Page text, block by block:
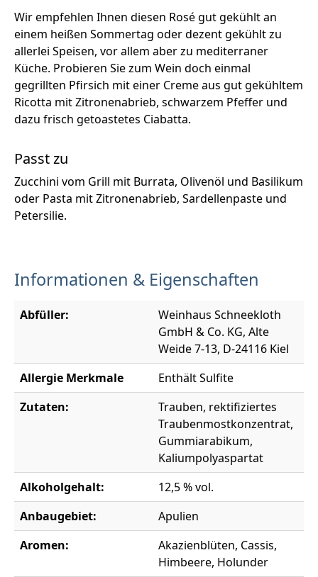
Wir empfehlen Ihnen diesen Rosé gut gekühlt an
einem heißen Sommertag oder dezent gekühlt zu
allerlei Speisen, vor allem aber zu mediterraner
Küche. Probieren Sie zum Wein doch einmal
gegrillten Pfirsich mit einer Creme aus gut gekühltem
Ricotta mit Zitronenabrieb, schwarzem Pfeffer und
dazu frisch getoastetes Ciabatta.
Passt zu
Zucchini vom Grill mit Burrata, Olivenöl und Basilikum
oder Pasta mit Zitronenabrieb, Sardellenpaste und
Petersilie.
Informationen & Eigenschaften
Abfüller:
Weinhaus Schneekloth
GmbH & Co. KG, Alte
Weide 7-13, D-24116 Kiel
Allergie Merkmale
Enthält Sulfite
Zutaten:
Trauben, rektifiziertes
Traubenmostkonzentrat,
Gummiarabikum,
Kaliumpolyaspartat
Alkoholgehalt:
12,5 % vol.
Anbaugebiet:
Apulien
Aromen:
Akazienblüten, Cassis,
Himbeere, Holunder